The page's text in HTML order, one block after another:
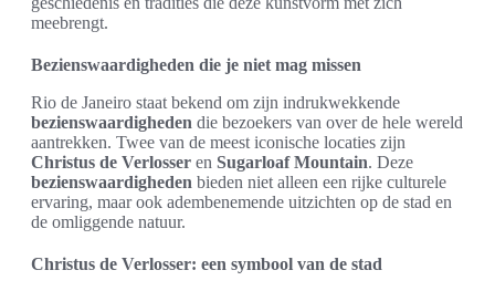
meebrengt.
Bezienswaardigheden die je niet mag missen
Rio de Janeiro staat bekend om zijn indrukwekkende
bezienswaardigheden die bezoekers van over de hele wereld
aantrekken. Twee van de meest iconische locaties zijn
Christus de Verlosser en Sugarloaf Mountain. Deze
bezienswaardigheden bieden niet alleen een rijke culturele
ervaring, maar ook adembenemende uitzichten op de stad en
de omliggende natuur.
Christus de Verlosser: een symbool van de stad